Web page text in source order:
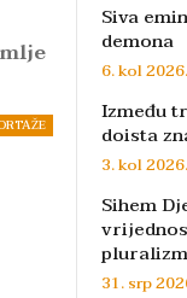
Siva
demona
6. kol 2026.
Između
doista
3. kol 2026.
Sihem
31. srp